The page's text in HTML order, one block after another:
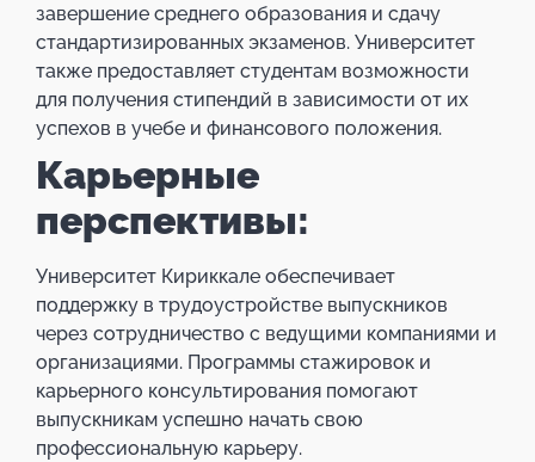
завершение среднего образования и сдачу
стандартизированных экзаменов. Университет
также предоставляет студентам возможности
для получения стипендий в зависимости от их
успехов в учебе и финансового положения.
Карьерные
перспективы:
Университет Кириккале обеспечивает
поддержку в трудоустройстве выпускников
через сотрудничество с ведущими компаниями и
организациями. Программы стажировок и
карьерного консультирования помогают
выпускникам успешно начать свою
профессиональную карьеру.